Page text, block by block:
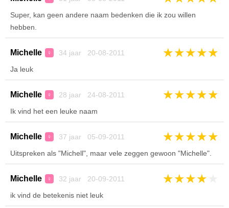
Super, kan geen andere naam bedenken die ik zou willen
hebben.
Michelle ♀ 34 jaar 20-08-2011 ★★★★★
Ja leuk
Michelle ♀ 28 jaar 24-08-2011 ★★★★★
Ik vind het een leuke naam
Michelle ♀ 37 jaar 05-09-2011 ★★★★★
Uitspreken als "Michell", maar vele zeggen gewoon "Michelle".
Michelle ♀ 32 jaar 20-09-2011 ★★★★
ik vind de betekenis niet leuk